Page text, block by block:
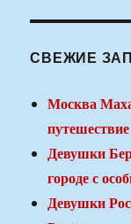
СВЕЖИЕ
Москва
Девушки
городе с
Девушки